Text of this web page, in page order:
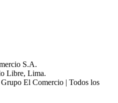
S.A.
Libre, Lima.
El Comercio | Todos los